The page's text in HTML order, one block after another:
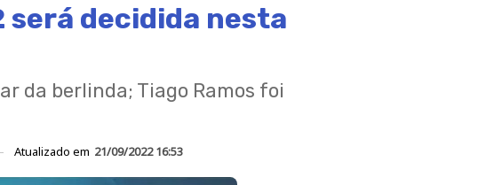
será decidida nesta
da berlinda; Tiago Ramos foi
Atualizado em 21/09/2022 16:53